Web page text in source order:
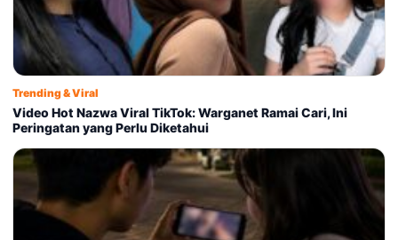
Trending & Viral
Video Hot Nazwa Viral TikTok: Warganet Ramai Cari, Ini
Peringatan yang Perlu Diketahui